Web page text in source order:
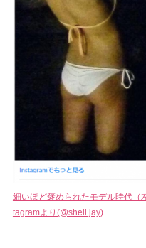
細いほど褒められたモデル時代（
tagramより(@shell.jay)